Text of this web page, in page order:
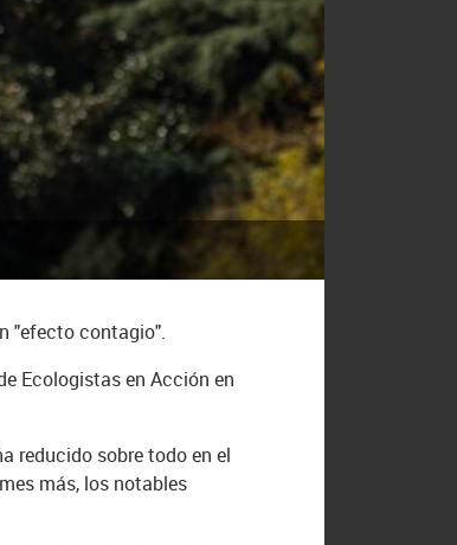
"efecto contagio".
Ecologistas en Acción en
reducido sobre todo en el
más, los notables